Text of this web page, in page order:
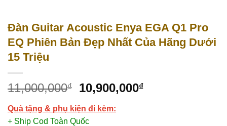
Đàn Guitar Acoustic Enya EGA Q1 Pro
EQ Phiên Bản Đẹp Nhất Của Hãng Dưới
15 Triệu
11,000,000₫ 10,900,000₫
Quà tặng & phụ kiện đi kèm:
+ Ship Cod Toàn Quốc